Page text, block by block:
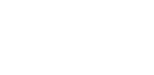
der venter i Hornbæk:
kan opleve den lokale
kystby.
sandstrande og rene badevand,